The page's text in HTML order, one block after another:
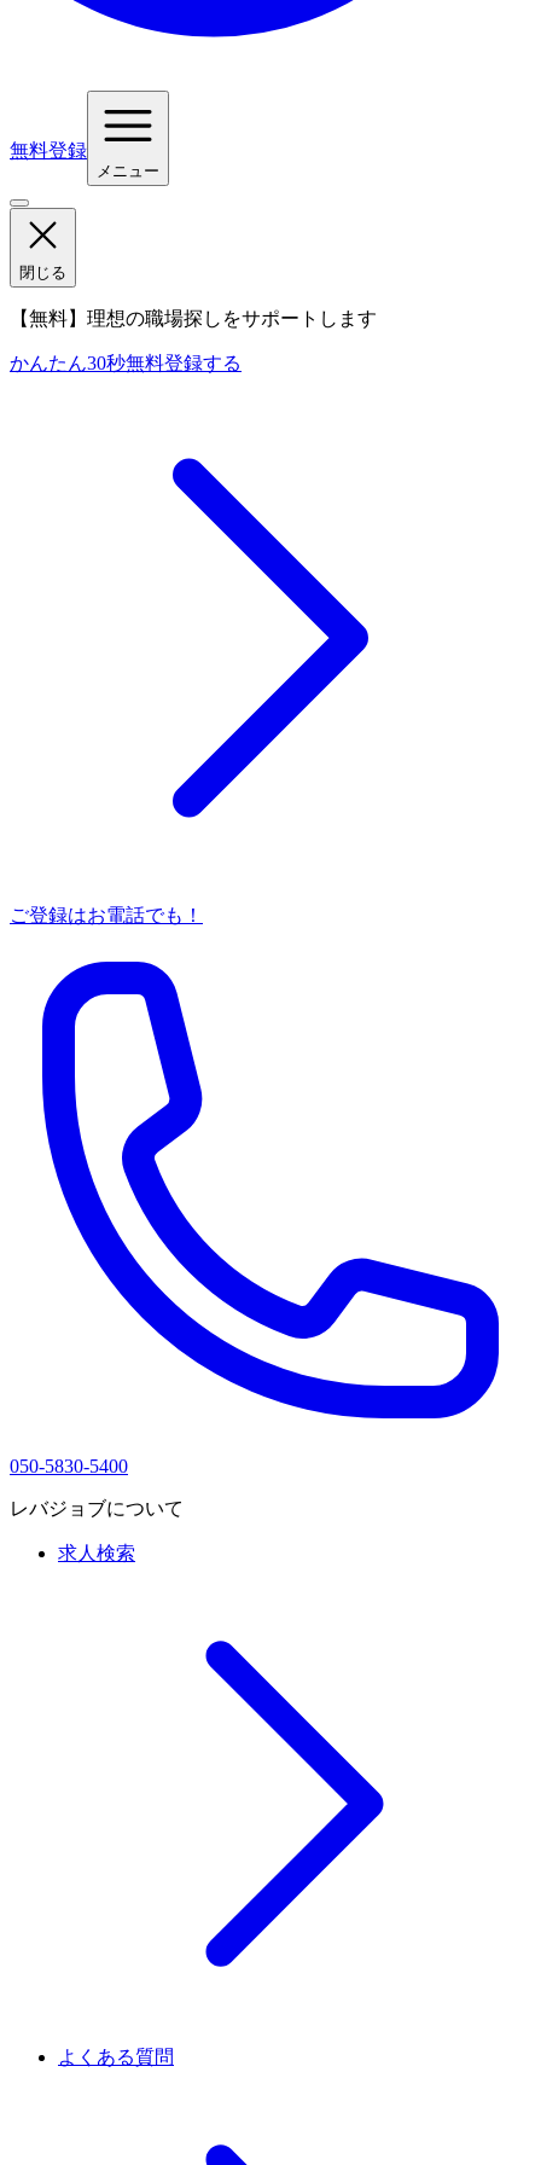
無料登録
メニュー
閉じる
【無料】理想の職場探しをサポートします
かんたん30秒無料登録する
ご登録はお電話でも！
050-5830-5400
レバジョブについて
求人検索
よくある質問